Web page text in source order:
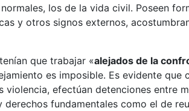
los de la vida civil. Poseen
y otros signos externos,
que trabajar «alejados de la
es imposible. Es evidente
violencia, efectúan detenciones entre
fundamentales como el de